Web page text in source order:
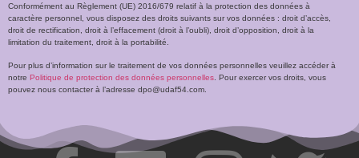
Conformément au Règlement (UE) 2016/679 relatif à la protection des données à
caractère personnel, vous disposez des droits suivants sur vos données : droit d’accès,
droit de rectification, droit à l’effacement (droit à l’oubli), droit d’opposition, droit à la
limitation du traitement, droit à la portabilité.
Pour plus d’information sur le traitement de vos données personnelles veuillez accéder à
notre Politique de protection des données personnelles . Pour exercer vos droits, vous
pouvez nous contacter à l’adresse dpo@udaf54.com.